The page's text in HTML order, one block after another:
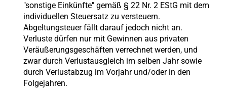
"sonstige Einkünfte" gemäß § 22 Nr. 2 EStG mit dem
individuellen Steuersatz zu versteuern.
Abgeltungsteuer fällt darauf jedoch nicht an.
Verluste dürfen nur mit Gewinnen aus privaten
Veräußerungsgeschäften verrechnet werden, und
zwar durch Verlustausgleich im selben Jahr sowie
durch Verlustabzug im Vorjahr und/oder in den
Folgejahren.